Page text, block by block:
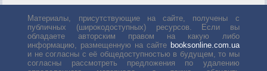
Материалы, присутствующие на сайте, получены с
публичных (широкодоступных) ресурсов. Если вы
обладаете авторским правом на какую либо
информацию, размещенную на сайте booksonline.com.ua
и не согласны с её общедоступностью в будущем, то мы
согласны рассмотреть предложения по удалению